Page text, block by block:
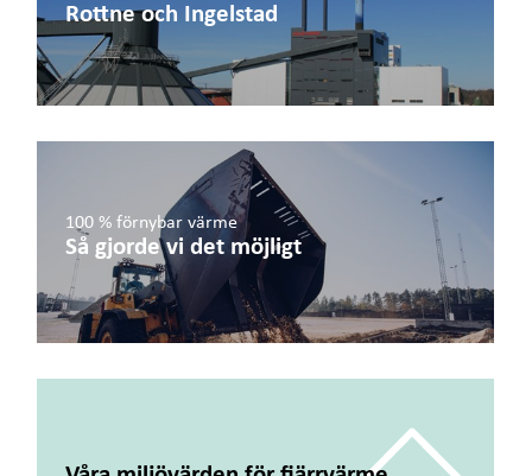
Rottne och Ingelstad
100 % förnybar värme
Så gjorde vi det möjligt